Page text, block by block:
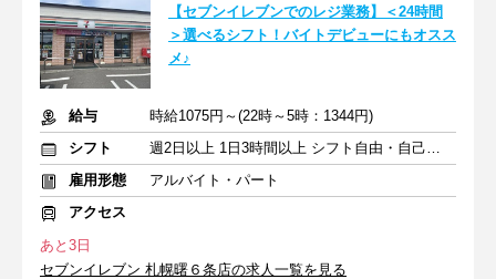
【セブンイレブンでのレジ業務】＜24時間
＞選べるシフト！バイトデビューにもオスス
メ♪
給与
時給1075円～(22時～5時：1344円)
シフト
週2日以上 1日3時間以上 シフト自由・自己申告
雇用形態
アルバイト・パート
アクセス
あと3日
セブンイレブン 札幌曙６条店の求人一覧を見る